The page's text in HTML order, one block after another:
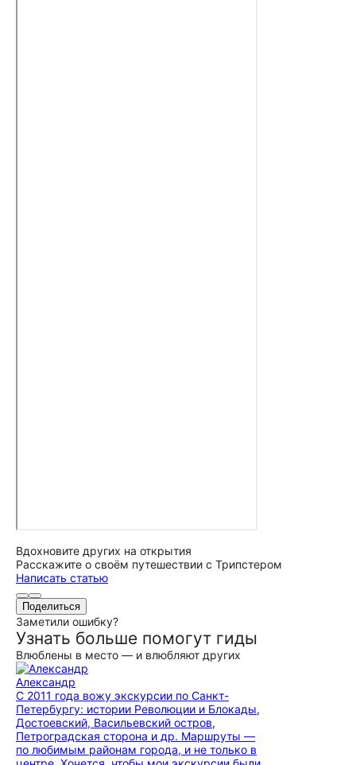
Вдохновите других на открытия
Расскажите о своём путешествии с Трипстером
Написать статью
Поделиться
Заметили ошибку?
Узнать больше помогут гиды
Влюблены в место — и влюбляют других
Александр
С 2011 года вожу экскурсии по Санкт-
Петербургу: истории Революции и Блокады,
Достоевский, Васильевский остров,
Петроградская сторона и др. Маршруты —
по любимым районам города, и не только в